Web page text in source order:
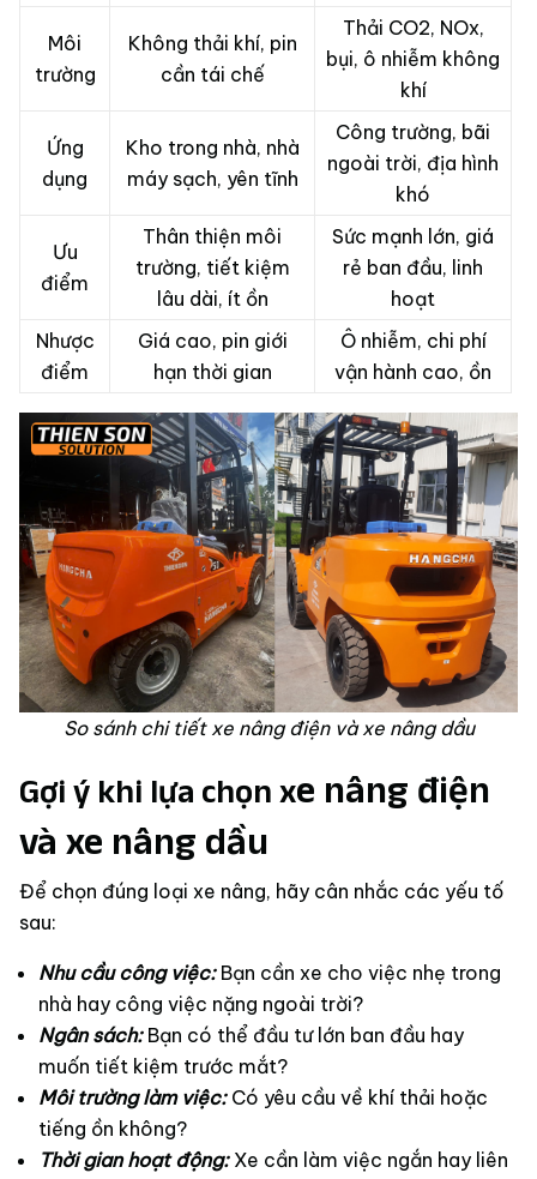
Môi
trường
Không thải khí, pin
cần tái chế
Thải CO2, NOx,
bụi, ô nhiễm không
khí
Ứng
dụng
Kho trong nhà, nhà
máy sạch, yên tĩnh
Công trường, bãi
ngoài trời, địa hình
khó
Ưu
điểm
Thân thiện môi
trường, tiết kiệm
lâu dài, ít ồn
Sức mạnh lớn, giá
rẻ ban đầu, linh
hoạt
Nhược
điểm
Giá cao, pin giới
hạn thời gian
Ô nhiễm, chi phí
vận hành cao, ồn
So sánh chi tiết xe nâng điện và xe nâng dầu
Gợi ý khi lựa chọn xe nâng điện
và xe nâng dầu
Để chọn đúng loại xe nâng, hãy cân nhắc các yếu tố
sau:
Nhu cầu công việc:Bạn cần xe cho việc nhẹ trong
nhà hay công việc nặng ngoài trời?
Ngân sách:Bạn có thể đầu tư lớn ban đầu hay
muốn tiết kiệm trước mắt?
Môi trường làm việc:Có yêu cầu về khí thải hoặc
tiếng ồn không?
Thời gian hoạt động:Xe cần làm việc ngắn hay liên